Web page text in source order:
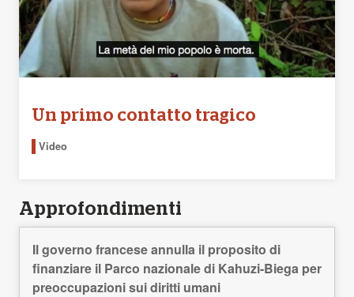
Un primo contatto tragico
Video
Approfondimenti
Il governo francese annulla il proposito di
finanziare il Parco nazionale di Kahuzi-Biega per
preoccupazioni sui diritti umani